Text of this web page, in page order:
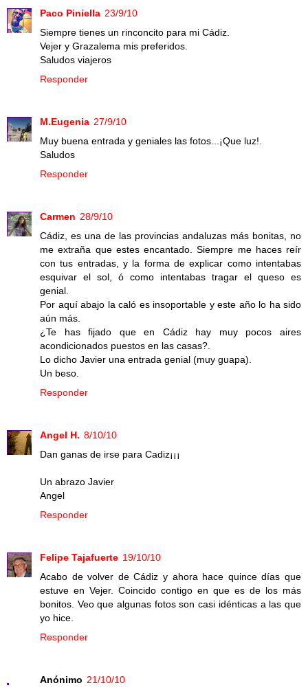
Paco Piniella 23/9/10
Siempre tienes un rinconcito para mi Cádiz.
Vejer y Grazalema mis preferidos.
Saludos viajeros
Responder
M.Eugenia 27/9/10
Muy buena entrada y geniales las fotos...¡Que luz!.
Saludos
Responder
Carmen 28/9/10
Cádiz, es una de las provincias andaluzas más bonitas, no
me extraña que estes encantado. Siempre me haces reír
con tus entradas, y la forma de explicar como intentabas
esquivar el sol, ó como intentabas tragar el queso es
genial.
Por aquí abajo la caló es insoportable y este año lo ha sido
aún más.
¿Te has fijado que en Cádiz hay muy pocos aires
acondicionados puestos en las casas?.
Lo dicho Javier una entrada genial (muy guapa).
Un beso.
Responder
Angel H. 8/10/10
Dan ganas de irse para Cadiz¡¡¡
Un abrazo Javier
Angel
Responder
Felipe Tajafuerte 19/10/10
Acabo de volver de Cádiz y ahora hace quince días que
estuve en Vejer. Coincido contigo en que es de los más
bonitos. Veo que algunas fotos son casi idénticas a las que
yo hice.
Responder
Anónimo 21/10/10